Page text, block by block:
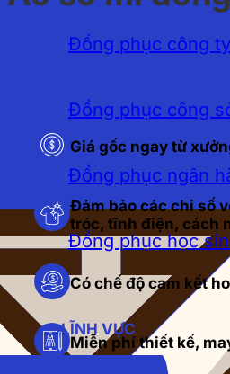
Đồng phục công ty
Đồng phục công
Đồng phục ngân
Đồng phục học
LĨNH VỰC
Giá gốc ngay từ
Đảm bảo các chỉ số
tróc, tĩnh điện, cách
Có chế độ cam kết
Miễn phí thiết kế,